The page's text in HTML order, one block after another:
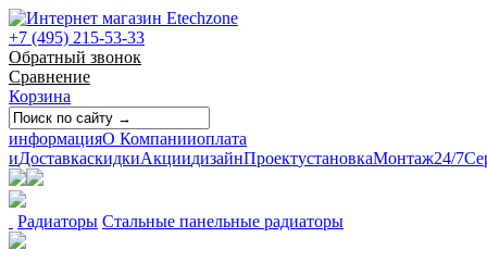
+7 (495) 215-53-33
Обратный звонок
Сравнение
Корзина
информацияО Компанииоплата
иДоставкаскидкиАкциидизайнПроектустановкаМонтаж24/7
Радиаторы Стальные панельные радиаторы